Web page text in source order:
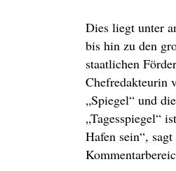
Dies liegt unter
bis hin zu den
staatlichen
Chefredakteurin
„Spiegel“ und
„Tagesspiegel“
Hafen sein“,